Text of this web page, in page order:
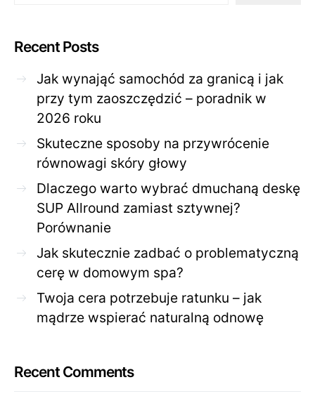
Recent Posts
Jak wynająć samochód za granicą i jak
przy tym zaoszczędzić – poradnik w
2026 roku
Skuteczne sposoby na przywrócenie
równowagi skóry głowy
Dlaczego warto wybrać dmuchaną deskę
SUP Allround zamiast sztywnej?
Porównanie
Jak skutecznie zadbać o problematyczną
cerę w domowym spa?
Twoja cera potrzebuje ratunku – jak
mądrze wspierać naturalną odnowę
Recent Comments